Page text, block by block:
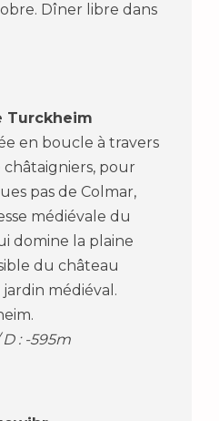
Dîner libre dans
Turckheim
en boucle à travers
pour
pas de Colmar,
médiévale du
domine la plaine
du château
médiéval.
D : -595m